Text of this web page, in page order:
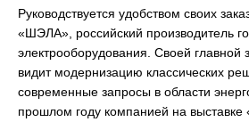
Руководствуется удобством своих
«ШЭЛА», российский производитель
электрооборудования. Своей
видит модернизацию классических
современные запросы в области
прошлом году компанией на выставке